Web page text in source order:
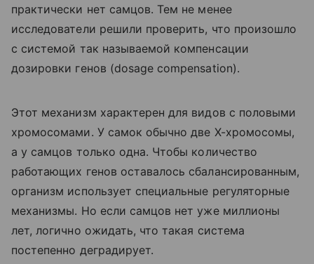
практически нет самцов. Тем не менее
исследователи решили проверить, что произошло
с системой так называемой компенсации
дозировки генов (dosage compensation).
Этот механизм характерен для видов с половыми
хромосомами. У самок обычно две X-хромосомы,
а у самцов только одна. Чтобы количество
работающих генов оставалось сбалансированным,
организм использует специальные регуляторные
механизмы. Но если самцов нет уже миллионы
лет, логично ожидать, что такая система
постепенно деградирует.